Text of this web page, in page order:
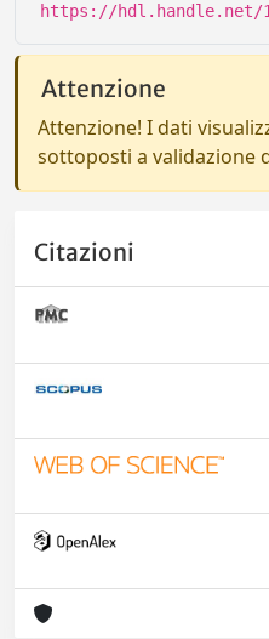
https://hdl.handle.net/
Attenzione
Attenzione! I dati
sottoposti a validazione
Citazioni